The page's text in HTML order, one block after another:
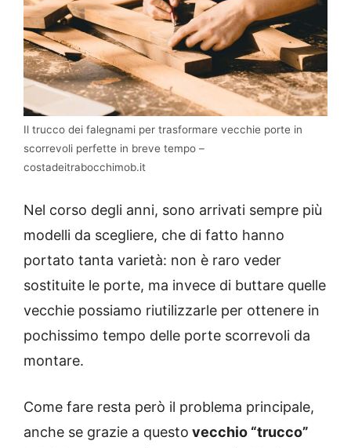
Il trucco dei falegnami per trasformare vecchie porte in
scorrevoli perfette in breve tempo –
costadeitrabocchimob.it
Nel corso degli anni, sono arrivati sempre più
modelli da scegliere, che di fatto hanno
portato tanta varietà: non è raro veder
sostituite le porte, ma invece di buttare quelle
vecchie possiamo riutilizzarle per ottenere in
pochissimo tempo delle porte scorrevoli da
montare.
Come fare resta però il problema principale,
anche se grazie a questo vecchio “trucco”